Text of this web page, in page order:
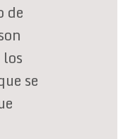
de
se